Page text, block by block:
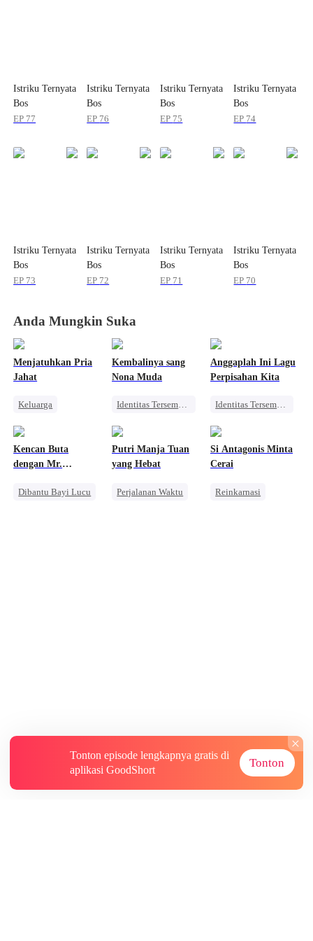
Istriku Ternyata
Bos
EP 77
Istriku Ternyata
Bos
EP 76
Istriku Ternyata
Bos
EP 75
Istriku Ternyata
Bos
EP 74
Istriku Ternyata
Bos
EP 73
Istriku Ternyata
Bos
EP 72
Istriku Ternyata
Bos
EP 71
Istriku Ternyata
Bos
EP 70
Anda Mungkin Suka
Menjatuhkan Pria
Jahat
Keluarga
Kebangkitan
Kembalinya sang
Nona Muda
Identitas Tersembunyi
Pengkhianatan
Anggaplah Ini Lagu
Perpisahan Kita
Identitas Tersembunyi
Kencan Buta
dengan Mr.
Dibantu Bayi Lucu
Putri Manja Tuan
yang Hebat
Perjalanan Waktu
Si Antagonis Minta
Cerai
Reinkarnasi
Tonton episode lengkapnya gratis di
aplikasi GoodShort
Tonton